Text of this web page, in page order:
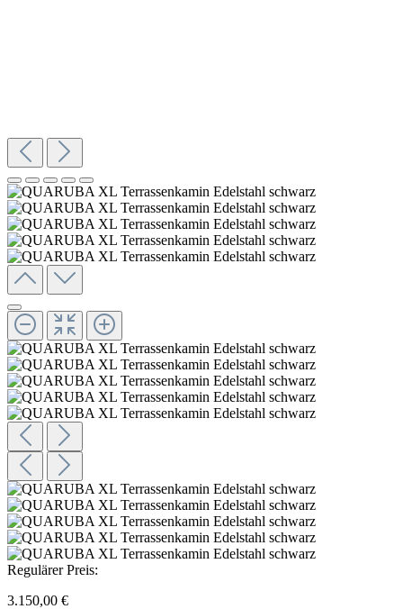
Regulärer Preis:
3.150,00 €